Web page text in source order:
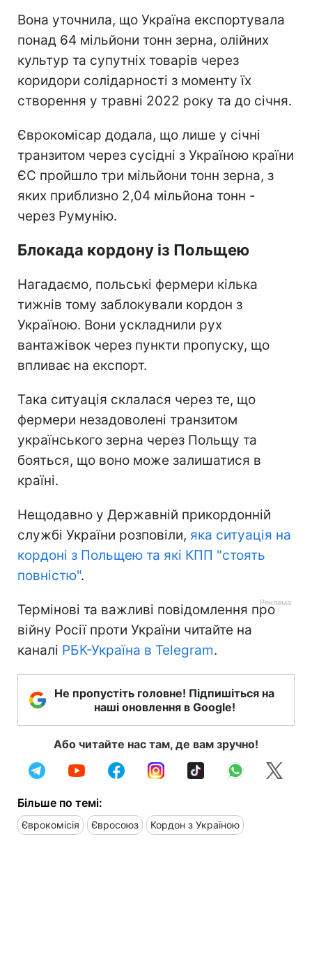
Вона уточнила, що Україна експортувала
понад 64 мільйони тонн зерна, олійних
культур та супутніх товарів через
коридори солідарності з моменту їх
створення у травні 2022 року та до січня.
Єврокомісар додала, що лише у січні
транзитом через сусідні з Україною країни
ЄС пройшло три мільйони тонн зерна, з
яких приблизно 2,04 мільйона тонн -
через Румунію.
Блокада кордону із Польщею
Нагадаємо, польські фермери кілька
тижнів тому заблокували кордон з
Україною. Вони ускладнили рух
вантажівок через пункти пропуску, що
впливає на експорт.
Така ситуація склалася через те, що
фермери незадоволені транзитом
українського зерна через Польщу та
бояться, що воно може залишатися в
країні.
Нещодавно у Державній прикордонній
службі України розповіли, яка ситуація на
кордоні з Польщею та які КПП "стоять
повністю".
Термінові та важливі повідомлення про
війну Росії проти України читайте на
каналі РБК-Україна в Telegram.
Не пропустіть головне! Підпишіться на
наші оновлення в Google!
Або читайте нас там, де вам зручно!
Більше по темі:
Єврокомісія Євросоюз Кордон з Україною